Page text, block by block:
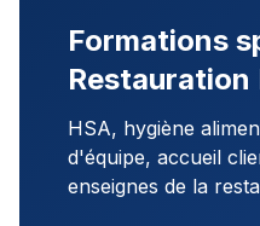
Formations
Restauration
HSA, hygiène
d'équipe, accueil
enseignes de la